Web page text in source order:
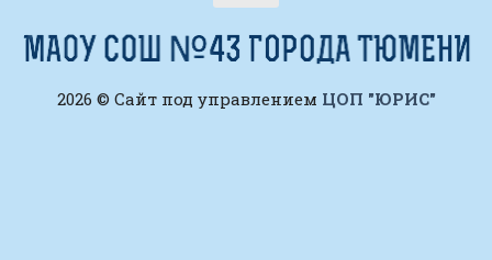
2026 © Сайт под управлением ЦОП "ЮРИС"